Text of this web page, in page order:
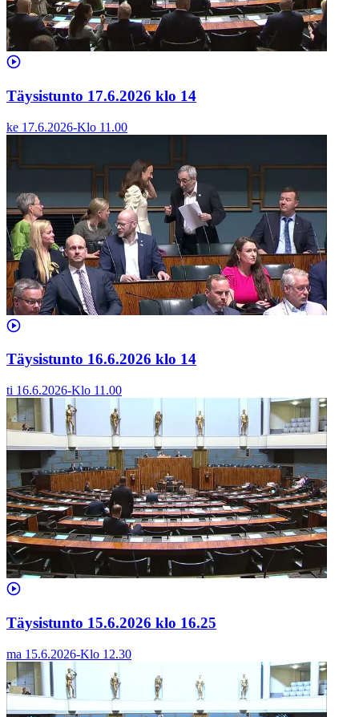
Täysistunto 17.6.2026 klo 14
ke 17.6.2026-Klo 11.00
Täysistunto 16.6.2026 klo 14
ti 16.6.2026-Klo 11.00
Täysistunto 15.6.2026 klo 16.25
ma 15.6.2026-Klo 12.30